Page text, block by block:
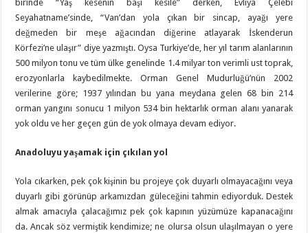
birinde “Yaş kesenin başı kesile” derken, Evliya Çelebi
Seyahatname’sinde, “Van’dan yola çıkan bir sincap, ayağı yere
değmeden bir meşe ağacından diğerine atlayarak İskenderun
Körfezi’ne ulaşır” diye yazmıştı. Oysa Turkiye’de, her yıl tarım alanlarının
500 milyon tonu ve tüm ülke genelinde 1.4 milyar ton verimli ust toprak,
erozyonlarla kaybedilmekte. Orman Genel Mudurluğü’nün 2002
verilerine göre; 1937 yılından bu yana meydana gelen 68 bin 214
orman yangını sonucu 1 milyon 534 bin hektarlık orman alanı yanarak
yok oldu ve her geçen gün de yok olmaya devam ediyor.
Anadoluyu yaşamak için çıkılan yol
Yola cıkarken, pek çok kişinin bu projeye çok duyarlı olmayacağını veya
duyarlı gibi görünüp arkamızdan güleceğini tahmin ediyorduk. Destek
almak amacıyla çalacağımız pek çok kapının yüzümüze kapanacağını
da. Ancak söz vermiştik kendimize; ne olursa olsun ulaşılmayan o yere